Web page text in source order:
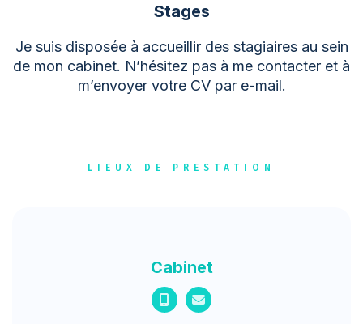
Stages
Je suis disposée à accueillir des stagiaires au sein
de mon cabinet. N’hésitez pas à me contacter et à
m’envoyer votre CV par e-mail.
LIEUX DE PRESTATION
Cabinet